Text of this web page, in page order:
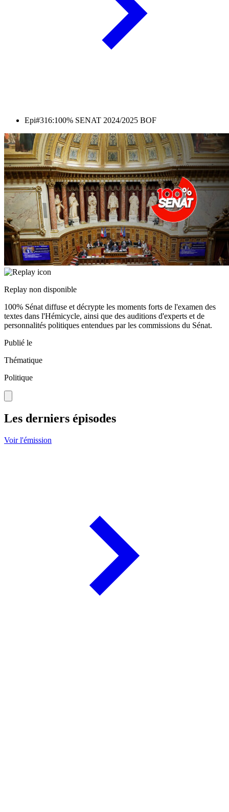
Epi#316:100% SENAT 2024/2025 BOF
Replay non disponible
100% Sénat diffuse et décrypte les moments forts de l'examen des
textes dans l'Hémicycle, ainsi que des auditions d'experts et de
personnalités politiques entendues par les commissions du Sénat.
Publié le
Thématique
Politique
Les derniers épisodes
Voir l'émission